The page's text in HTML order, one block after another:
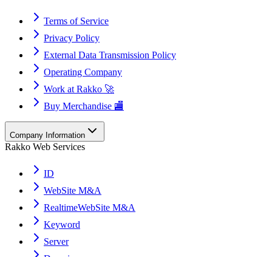
Terms of Service
Privacy Policy
External Data Transmission Policy
Operating Company
Work at Rakko 🚀
Buy Merchandise 🏬
Company Information
Rakko Web Services
ID
WebSite M&A
RealtimeWebSite M&A
Keyword
Server